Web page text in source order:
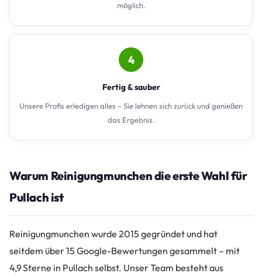
möglich.
4
Fertig & sauber
Unsere Profis erledigen alles – Sie lehnen sich zurück und genießen
das Ergebnis.
Warum Reinigungmunchen die erste Wahl für
Pullach ist
Reinigungmunchen wurde 2015 gegründet und hat
seitdem über 15 Google-Bewertungen gesammelt – mit
4,9 Sterne in Pullach selbst. Unser Team besteht aus